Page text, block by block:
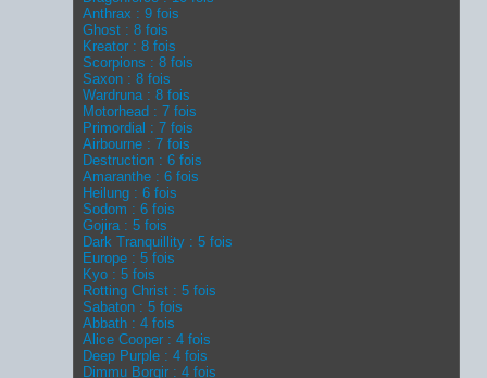
Anthrax : 9 fois
Ghost : 8 fois
Kreator : 8 fois
Scorpions : 8 fois
Saxon : 8 fois
Wardruna : 8 fois
Motorhead : 7 fois
Primordial : 7 fois
Airbourne : 7 fois
Destruction : 6 fois
Amaranthe : 6 fois
Heilung : 6 fois
Sodom : 6 fois
Gojira : 5 fois
Dark Tranquillity : 5 fois
Europe : 5 fois
Kyo : 5 fois
Rotting Christ : 5 fois
Sabaton : 5 fois
Abbath : 4 fois
Alice Cooper : 4 fois
Deep Purple : 4 fois
Dimmu Borgir : 4 fois